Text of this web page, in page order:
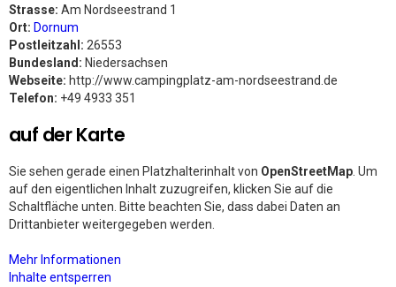
Strasse: Am Nordseestrand 1
Ort: Dornum
Postleitzahl: 26553
Bundesland: Niedersachsen
Webseite: http://www.campingplatz-am-nordseestrand.de
Telefon: +49 4933 351
auf der Karte
Sie sehen gerade einen Platzhalterinhalt von OpenStreetMap . Um
auf den eigentlichen Inhalt zuzugreifen, klicken Sie auf die
Schaltfläche unten. Bitte beachten Sie, dass dabei Daten an
Drittanbieter weitergegeben werden.
Mehr Informationen
Inhalte entsperren